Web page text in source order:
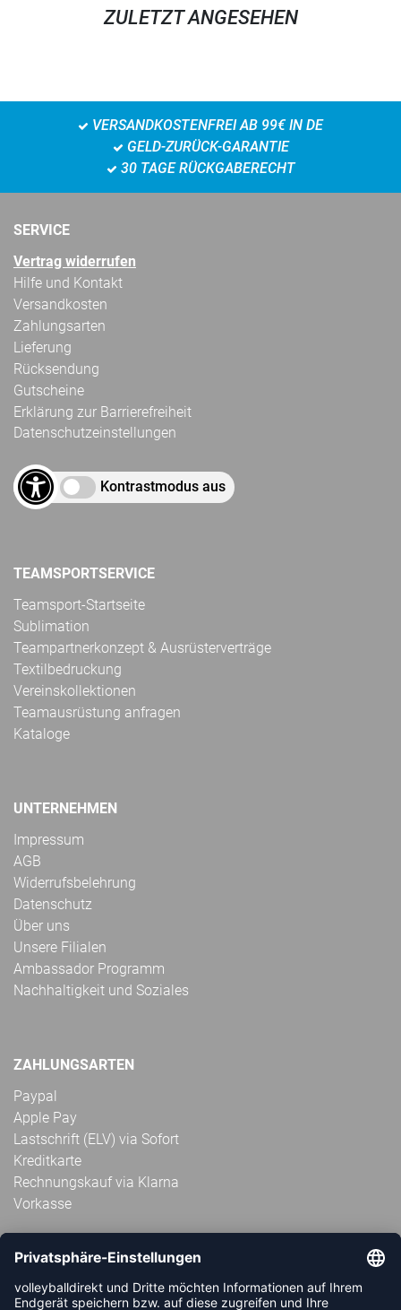
ZULETZT ANGESEHEN
VERSANDKOSTENFREI AB 99€ IN DE
GELD-ZURÜCK-GARANTIE
30 TAGE RÜCKGABERECHT
SERVICE
Vertrag widerrufen
Hilfe und Kontakt
Versandkosten
Zahlungsarten
Lieferung
Rücksendung
Gutscheine
Erklärung zur Barrierefreiheit
Datenschutzeinstellungen
Kontrastmodus aus
TEAMSPORTSERVICE
Teamsport-Startseite
Sublimation
Teampartnerkonzept & Ausrüsterverträge
Textilbedruckung
Vereinskollektionen
Teamausrüstung anfragen
Kataloge
UNTERNEHMEN
Impressum
AGB
Widerrufsbelehrung
Datenschutz
Über uns
Unsere Filialen
Ambassador Programm
Nachhaltigkeit und Soziales
ZAHLUNGSARTEN
Paypal
Apple Pay
Lastschrift (ELV) via Sofort
Kreditkarte
Rechnungskauf via Klarna
Vorkasse
ABONNIERE JETZT DEN KOSTENLOSEN
VOLLEYBALLDIREKT-NEWSLETTER UND VERPASSE KEINE